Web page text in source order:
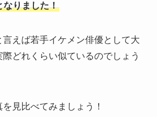
なりました！
えば若手イケメン俳優として大
際どれくらい似ているのでしょう
見比べてみましょう！